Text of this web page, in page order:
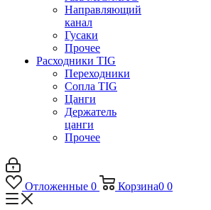
Направляющий
канал
Гусаки
Прочее
Расходники TIG
Переходники
Сопла TIG
Цанги
Держатель
цанги
Прочее
Отложенные 0 Корзина0 0